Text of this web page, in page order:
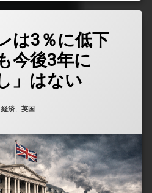
は3％に低下
後3年に
」はない
経済、 英国